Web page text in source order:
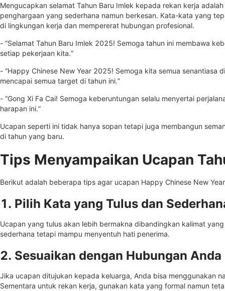
Mengucapkan selamat Tahun Baru Imlek kepada rekan kerja
penghargaan yang sederhana namun berkesan. Kata-kata yang
di lingkungan kerja dan mempererat hubungan profesional.
- “Selamat Tahun Baru Imlek 2025! Semoga tahun ini membawa
setiap pekerjaan kita.”
- “Happy Chinese New Year 2025! Semoga kita semua senantiasa
mencapai semua target di tahun ini.”
- “Gong Xi Fa Cai! Semoga keberuntungan selalu menyertai
harapan ini.”
Ucapan seperti ini tidak hanya sopan tetapi juga membangun
di tahun yang baru.
Tips Menyampaikan Ucapan
Berikut adalah beberapa tips agar ucapan Happy Chinese New
1. Pilih Kata yang Tulus dan
Ucapan yang tulus akan lebih bermakna dibandingkan kalimat
sederhana tetapi mampu menyentuh hati penerima.
2. Sesuaikan dengan Hubungan Anda
Jika ucapan ditujukan kepada keluarga, Anda bisa menggunakan
Sementara untuk rekan kerja, gunakan kata yang formal namun